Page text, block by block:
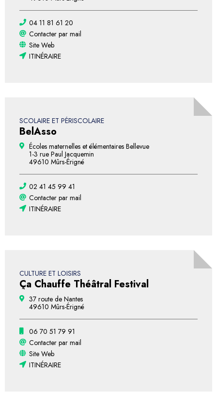
04 11 81 61 20
Contacter par mail
Site Web
ITINÉRAIRE
SCOLAIRE ET PÉRISCOLAIRE
BelAsso
Écoles maternelles et élémentaires Bellevue
1-3 rue Paul Jacquemin
49610 Mûrs-Érigné
02 41 45 99 41
Contacter par mail
ITINÉRAIRE
CULTURE ET LOISIRS
Ça Chauffe Théâtral Festival
37 route de Nantes
49610 Mûrs-Érigné
06 70 51 79 91
Contacter par mail
Site Web
ITINÉRAIRE